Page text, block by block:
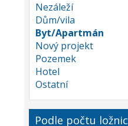
Nezáleží
Dům/vila
Byt/Apartmán
Nový projekt
Pozemek
Hotel
Ostatní
Podle počtu ložnic